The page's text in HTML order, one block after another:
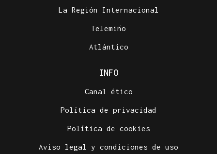
La Región Internacional
Telemiño
Atlántico
INFO
Canal ético
Política de privacidad
Política de cookies
Aviso legal y condiciones de uso